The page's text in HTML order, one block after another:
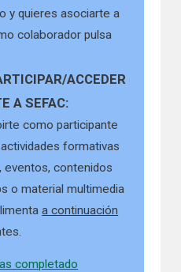
y quieres asociarte a
colaborador pulsa
ACCEDER
A SEFAC:
como participante
formativas
eventos, contenidos
o material multimedia
a continuación
completado